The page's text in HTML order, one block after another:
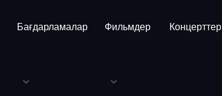
Бағдарламалар Фильмдер Концерттер